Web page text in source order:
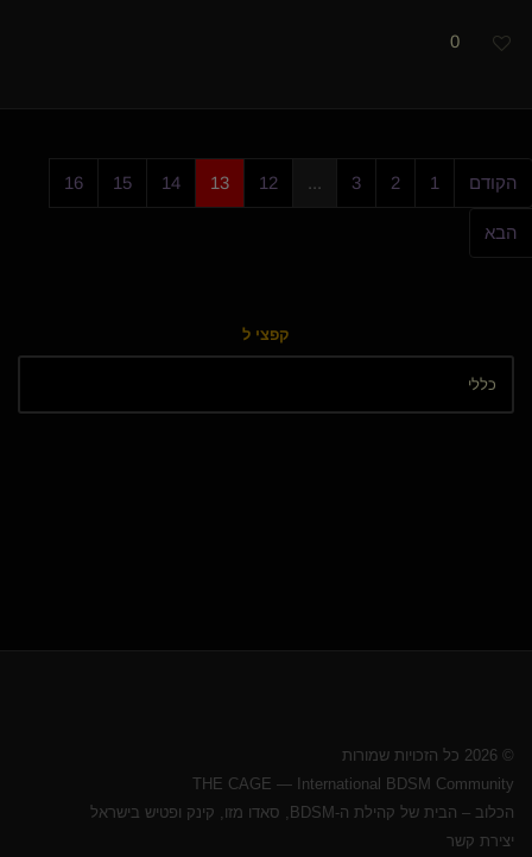
0
הקודם 1
2
3
...
12
13
14
15
16
הבא
קפצי ל
© 2026 כל הזכויות שמורות
THE CAGE — International BDSM Community
הכלוב – הבית של קהילת ה-BDSM, סאדו מזו, קינק ופטיש בישראל
יצירת קשר